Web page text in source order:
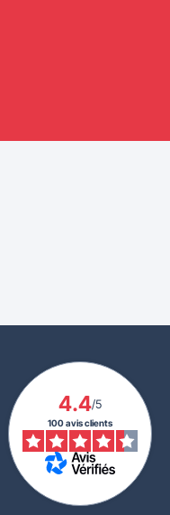
4.4/5
100 avis clients